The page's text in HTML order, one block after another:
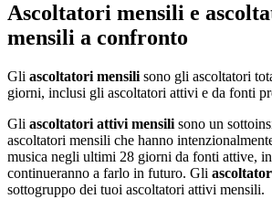
Ascoltatori mensili e
mensili a confronto
Gli ascoltatori mensili sono gli ascoltatori
giorni, inclusi gli ascoltatori attivi e da fonti
Gli ascoltatori attivi mensili sono un
ascoltatori mensili che hanno
musica negli ultimi 28 giorni da fonti attive,
continueranno a farlo in futuro. Gli
sottogruppo dei tuoi ascoltatori attivi mensili.